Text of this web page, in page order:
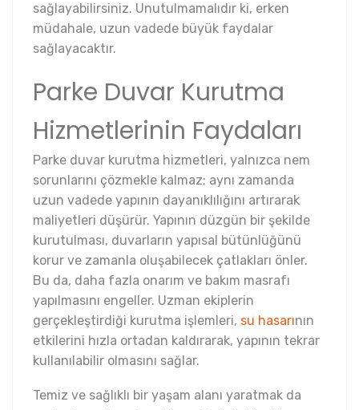
sağlayabilirsiniz. Unutulmamalıdır ki, erken
müdahale, uzun vadede büyük faydalar
sağlayacaktır.
Parke Duvar Kurutma
Hizmetlerinin Faydaları
Parke duvar kurutma hizmetleri, yalnızca nem
sorunlarını çözmekle kalmaz; aynı zamanda
uzun vadede yapının dayanıklılığını artırarak
maliyetleri düşürür. Yapının düzgün bir şekilde
kurutulması, duvarların yapısal bütünlüğünü
korur ve zamanla oluşabilecek çatlakları önler.
Bu da, daha fazla onarım ve bakım masrafı
yapılmasını engeller. Uzman ekiplerin
gerçekleştirdiği kurutma işlemleri, su hasarının
etkilerini hızla ortadan kaldırarak, yapının tekrar
kullanılabilir olmasını sağlar.
Temiz ve sağlıklı bir yaşam alanı yaratmak da